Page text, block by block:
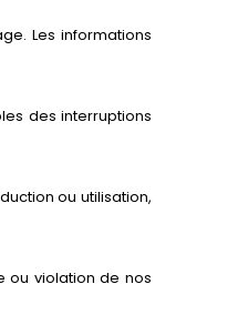
Les informations
des interruptions
ou utilisation,
ou violation de nos